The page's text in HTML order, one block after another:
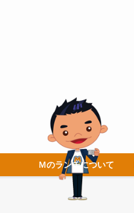
Ｍのランチについて